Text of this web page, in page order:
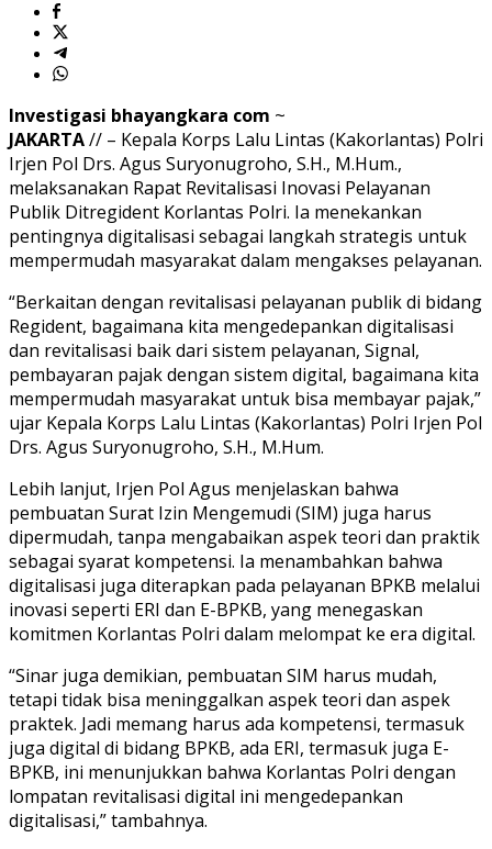
Investigasi bhayangkara com ~
JAKARTA// – Kepala Korps Lalu Lintas (Kakorlantas) Polri
Irjen Pol Drs. Agus Suryonugroho, S.H., M.Hum.,
melaksanakan Rapat Revitalisasi Inovasi Pelayanan
Publik Ditregident Korlantas Polri. Ia menekankan
pentingnya digitalisasi sebagai langkah strategis untuk
mempermudah masyarakat dalam mengakses pelayanan.
“Berkaitan dengan revitalisasi pelayanan publik di bidang
Regident, bagaimana kita mengedepankan digitalisasi
dan revitalisasi baik dari sistem pelayanan, Signal,
pembayaran pajak dengan sistem digital, bagaimana kita
mempermudah masyarakat untuk bisa membayar pajak,”
ujar Kepala Korps Lalu Lintas (Kakorlantas) Polri Irjen Pol
Drs. Agus Suryonugroho, S.H., M.Hum.
Lebih lanjut, Irjen Pol Agus menjelaskan bahwa
pembuatan Surat Izin Mengemudi (SIM) juga harus
dipermudah, tanpa mengabaikan aspek teori dan praktik
sebagai syarat kompetensi. Ia menambahkan bahwa
digitalisasi juga diterapkan pada pelayanan BPKB melalui
inovasi seperti ERI dan E-BPKB, yang menegaskan
komitmen Korlantas Polri dalam melompat ke era digital.
“Sinar juga demikian, pembuatan SIM harus mudah,
tetapi tidak bisa meninggalkan aspek teori dan aspek
praktek. Jadi memang harus ada kompetensi, termasuk
juga digital di bidang BPKB, ada ERI, termasuk juga E-
BPKB, ini menunjukkan bahwa Korlantas Polri dengan
lompatan revitalisasi digital ini mengedepankan
digitalisasi,” tambahnya.